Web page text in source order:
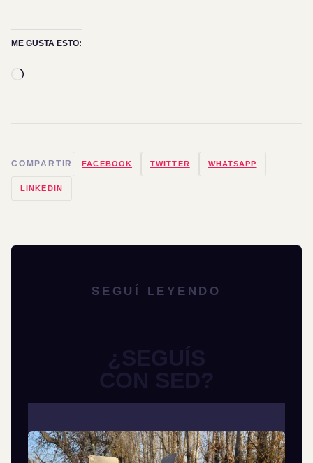
ME GUSTA ESTO:
Cargando...
COMPARTIR FACEBOOK TWITTER WHATSAPP
LINKEDIN
SEGUÍ LEYENDO
¿SEGUÍS
CON SED?